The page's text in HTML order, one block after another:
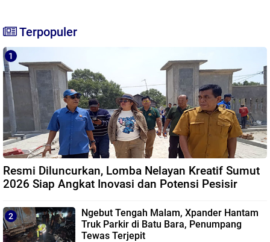
Terpopuler
Resmi Diluncurkan, Lomba Nelayan Kreatif Sumut
2026 Siap Angkat Inovasi dan Potensi Pesisir
Ngebut Tengah Malam, Xpander Hantam
Truk Parkir di Batu Bara, Penumpang
Tewas Terjepit